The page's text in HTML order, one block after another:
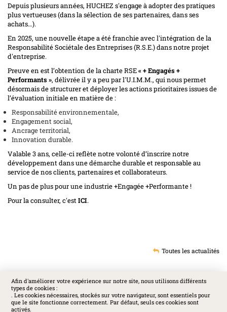
Afin d'améliorer votre expérience sur notre site, nous utilisons différents
types de cookies :
. Les cookies nécessaires, stockés sur votre navigateur, sont essentiels pour
que le site fonctionne correctement. Par défaut, seuls ces cookies sont
activés.
Depuis plusieurs années, HUCHEZ s'engage à adopter des pratiques
plus vertueuses (dans la sélection de ses partenaires, dans ses
achats…).
En 2025, une nouvelle étape a été franchie avec l'intégration de la
Responsabilité Sociétale des Entreprises (R.S.E.) dans notre projet
d'entreprise.
Preuve en est l’obtention de la charte RSE« + Engagés +
Performants », délivrée il y a peu par l'U.I.M.M., qui nous permet
désormais de structurer et déployer les actions prioritaires issues de
l’évaluation initiale en matière de :
Responsabilité environnementale,
Engagement social,
Ancrage territorial,
Innovation durable.
Valable 3 ans, celle-ci reflète notre volonté d’inscrire notre
développement dans une démarche durable et responsable au
service de nos clients, partenaires et collaborateurs.
Un pas de plus pour une industrie +Engagée +Performante !
Pour la consulter, c'estICI.
Toutes les actualités
SOCIAL